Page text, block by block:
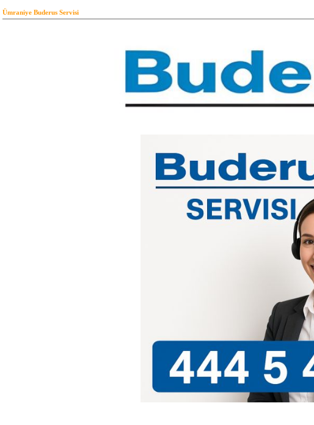
Ümraniye Buderus Servisi